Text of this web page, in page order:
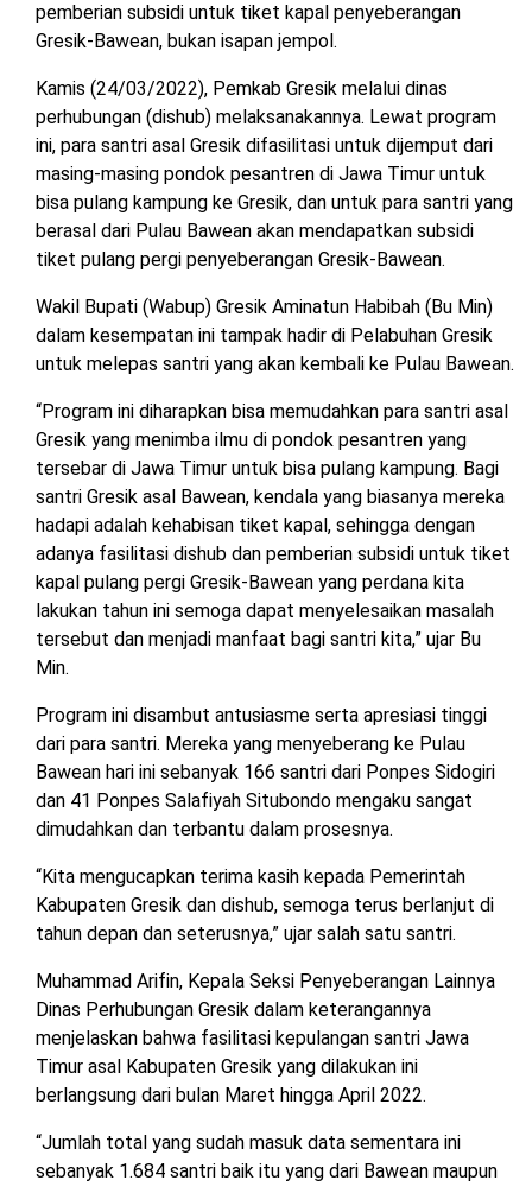
pemberian subsidi untuk tiket kapal penyeberangan
Gresik-Bawean, bukan isapan jempol.
Kamis (24/03/2022), Pemkab Gresik melalui dinas
perhubungan (dishub) melaksanakannya. Lewat program
ini, para santri asal Gresik difasilitasi untuk dijemput dari
masing-masing pondok pesantren di Jawa Timur untuk
bisa pulang kampung ke Gresik, dan untuk para santri yang
berasal dari Pulau Bawean akan mendapatkan subsidi
tiket pulang pergi penyeberangan Gresik-Bawean.
Wakil Bupati (Wabup) Gresik Aminatun Habibah (Bu Min)
dalam kesempatan ini tampak hadir di Pelabuhan Gresik
untuk melepas santri yang akan kembali ke Pulau Bawean.
“Program ini diharapkan bisa memudahkan para santri asal
Gresik yang menimba ilmu di pondok pesantren yang
tersebar di Jawa Timur untuk bisa pulang kampung. Bagi
santri Gresik asal Bawean, kendala yang biasanya mereka
hadapi adalah kehabisan tiket kapal, sehingga dengan
adanya fasilitasi dishub dan pemberian subsidi untuk tiket
kapal pulang pergi Gresik-Bawean yang perdana kita
lakukan tahun ini semoga dapat menyelesaikan masalah
tersebut dan menjadi manfaat bagi santri kita,” ujar Bu
Min.
Program ini disambut antusiasme serta apresiasi tinggi
dari para santri. Mereka yang menyeberang ke Pulau
Bawean hari ini sebanyak 166 santri dari Ponpes Sidogiri
dan 41 Ponpes Salafiyah Situbondo mengaku sangat
dimudahkan dan terbantu dalam prosesnya.
“Kita mengucapkan terima kasih kepada Pemerintah
Kabupaten Gresik dan dishub, semoga terus berlanjut di
tahun depan dan seterusnya,” ujar salah satu santri.
Muhammad Arifin, Kepala Seksi Penyeberangan Lainnya
Dinas Perhubungan Gresik dalam keterangannya
menjelaskan bahwa fasilitasi kepulangan santri Jawa
Timur asal Kabupaten Gresik yang dilakukan ini
berlangsung dari bulan Maret hingga April 2022.
“Jumlah total yang sudah masuk data sementara ini
sebanyak 1.684 santri baik itu yang dari Bawean maupun